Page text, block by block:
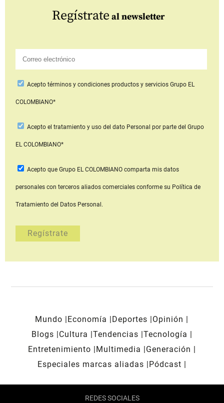
Regístrate al newsletter
Aceptotérminos y condiciones productos y serviciosGrupo EL
COLOMBIANO*
Acepto el tratamiento y uso del dato Personal por parte del Grupo
EL COLOMBIANO*
Acepto que Grupo EL COLOMBIANOcomparta mis datos
personales con terceros aliados comerciales conforme su Política de
Tratamiento del Datos Personal.
Mundo Economía Deportes
Opinión
Blogs
Cultura Tendencias Tecnología
Entretenimiento
Multimedia
Generación
Especiales marcas aliadas
Pódcast
REDES SOCIALES